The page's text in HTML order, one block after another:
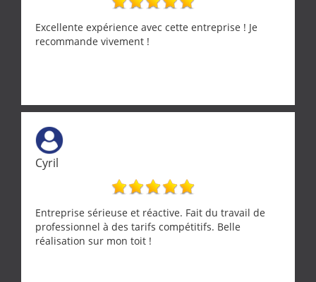
Excellente expérience avec cette entreprise ! Je
recommande vivement !
Cyril
Entreprise sérieuse et réactive. Fait du travail de
professionnel à des tarifs compétitifs. Belle
réalisation sur mon toit !